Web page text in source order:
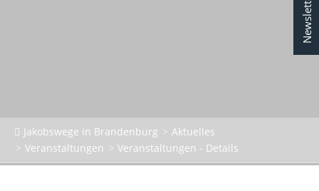
Jakobswege in Brandenburg
Aktuelles
Veranstaltungen
Veranstaltungen - Details
Newsletter